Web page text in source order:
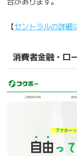
【セントラルの詳細
消費者金融・ロ